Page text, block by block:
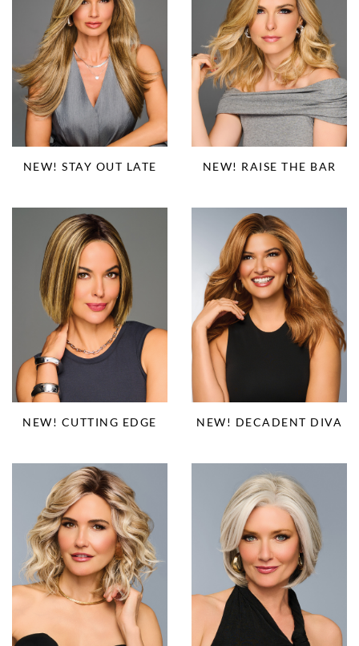
NEW! STAY OUT LATE NEW! RAISE THE BAR
NEW! CUTTING EDGE NEW! DECADENT DIVA